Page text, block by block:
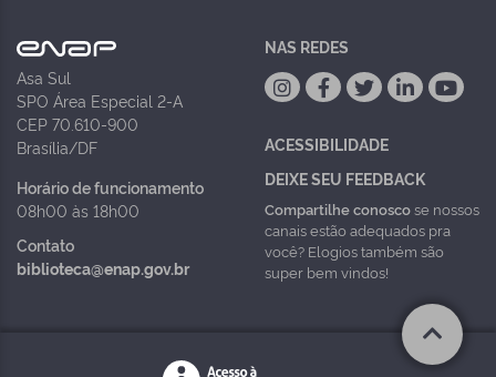
Asa Sul
SPO Área Especial 2-A
CEP 70.610-900
Brasília/DF
Horário de funcionamento
08h00 às 18h00
Contato
biblioteca@enap.gov.br
NAS REDES
ACESSIBILIDADE
DEIXE SEU FEEDBACK
Compartilhe conoscose nossos
canais estão adequados pra
você? Elogios também são
super bem vindos!